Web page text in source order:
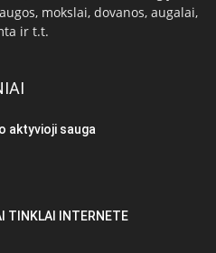
mokslai, dovanos, augalai,
ir t.t.
aktyvioji sauga
TINKLAI INTERNETE